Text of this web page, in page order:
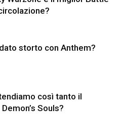
storto con Anthem?
così tanto il
Souls?